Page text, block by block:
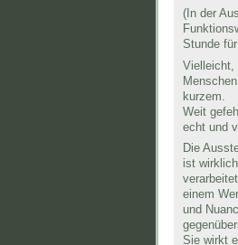
(In der
Stunde
Vielleicht,
kurzem.
Weit
echt und
Die
ist
einem
und
Sie wirkt